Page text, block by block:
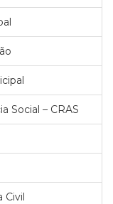
Social – CRAS
Civil